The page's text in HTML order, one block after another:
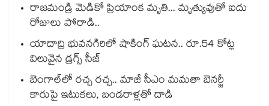
రాజమండ్రి మెడికో ప్రియాంక మృతి... మృత్యువుతో ఐదు
రోజులు పోరాడి..
యాదాద్రి భువనగిరిలో షాకింగ్ ఘటన.. రూ.54 కోట్ల
విలువైన డ్రగ్స్ సీజ్
బెంగాల్⁭లో రచ్చ రచ్చ.. మాజీ సీఎం మమతా బెనర్జీ
కారుపై ఇటుకలు, బండరాళ్లతో దాడి